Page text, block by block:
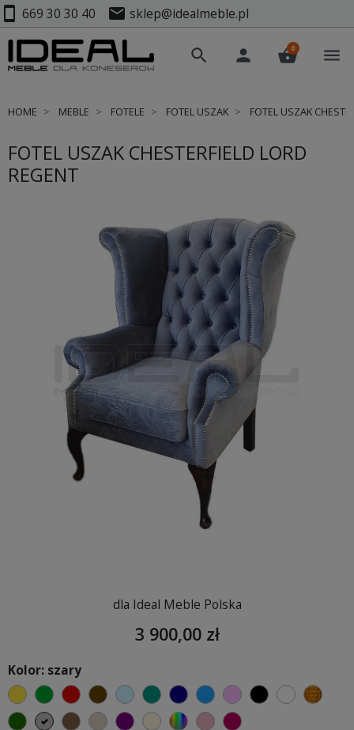
smartphone 669 30 30 40 mail sklep@idealmeble.pl
search person shopping_basket
0 menu
HOME MEBLE FOTELE FOTEL USZAK FOTEL USZAK
FOTEL USZAK CHESTERFIELD LORD
REGENT
dla Ideal Meble Polska
3 900,00 zł
Kolor: szary
żółtyzielonyczerwonyczekoladowy
błękitnyturkusowygranatowyniebieski
różowyczarnybiałyzłoty
butelkowa zieleń
szarybrązowy
beżowyfioletowa purpura
ecru beżowy
wybór koloru
brudny róż
burgund